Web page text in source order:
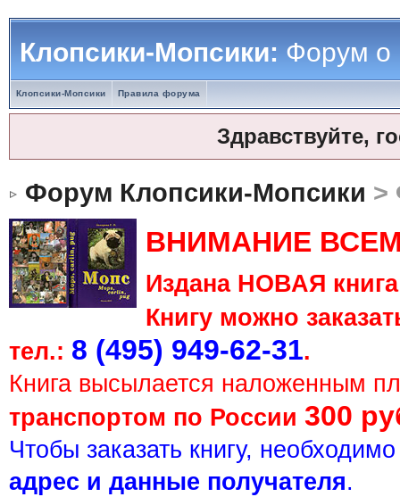
Клопсики-Мопсики:Форум о
Клопсики-Мопсики Правила форума
Здравствуйте,
Форум Клопсики-Мопсики >
ВНИМАНИЕ
Издана НОВАЯ
Книгу можно
тел.: 8 (495) 949-62-31.
Книга высылается наложенным
транспортом по России 300
Чтобы заказать книгу,
адрес и данные получателя.